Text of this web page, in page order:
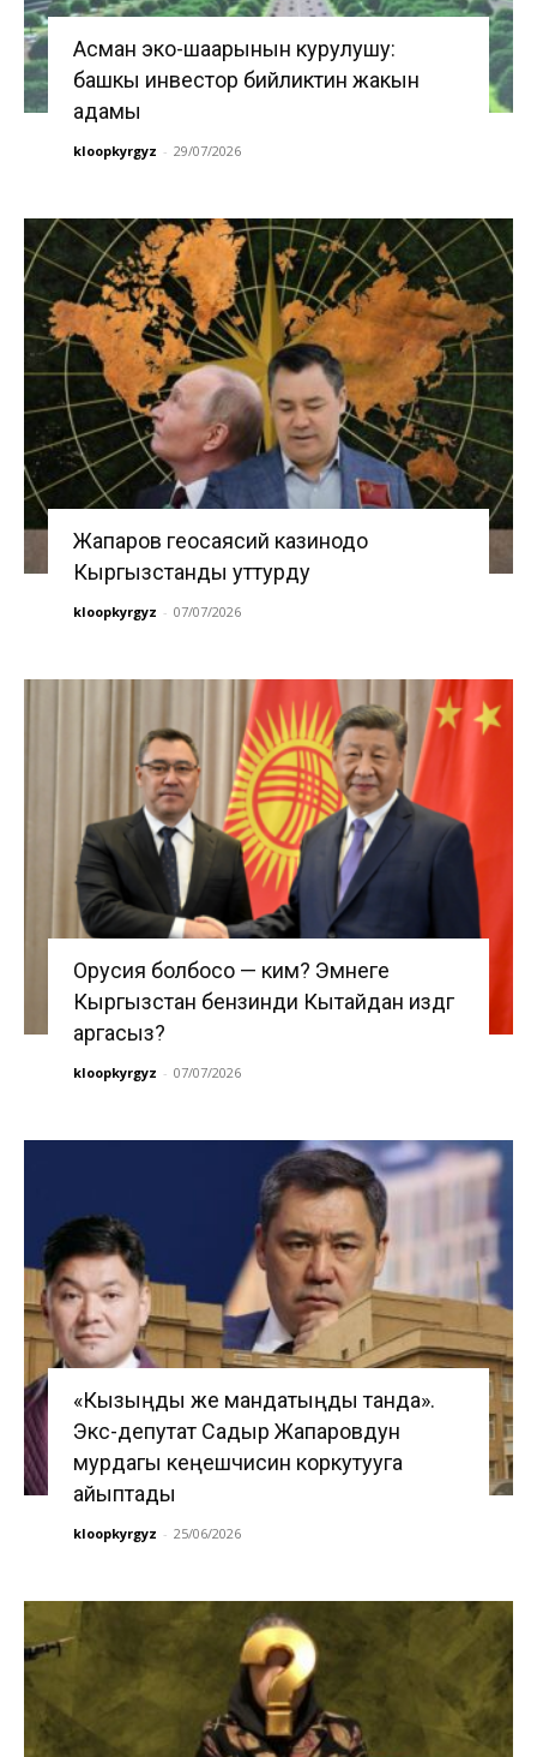
Асман эко-шаарынын курулушу:
башкы инвестор бийликтин жакын
адамы
kloopkyrgyz - 29/07/2026
Жапаров геосаясий казинодо
Кыргызстанды уттурду
kloopkyrgyz - 07/07/2026
Орусия болбосо — ким? Эмнеге
Кыргызстан бензинди Кытайдан издөөгө
аргасыз?
kloopkyrgyz - 07/07/2026
«Кызыңды же мандатыңды танда».
Экс-депутат Садыр Жапаровдун
мурдагы кеңешчисин коркутууга
айыптады
kloopkyrgyz - 25/06/2026